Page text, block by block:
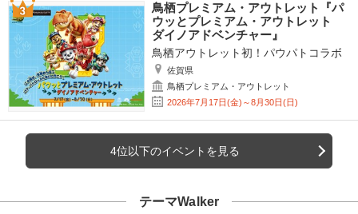
鳥栖プレミアム・アウトレット『パ
ウッとプレミアム・アウトレット
ダイノアドベンチャー』
鳥栖アウトレット初！パウパトコラボ
佐賀県
鳥栖プレミアム・アウトレット
2026年7月17日(金)～8月30日(日)
4位以下のイベントを見る
テーマWalker